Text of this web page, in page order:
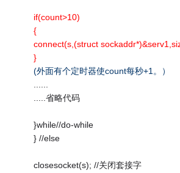
if(count>10)
{
connect(s,(struct
}
(外面有个定时器使count每秒+1。）
......
.....省略代码
}while//do-while
} //else
closesocket(s); //关闭套接字